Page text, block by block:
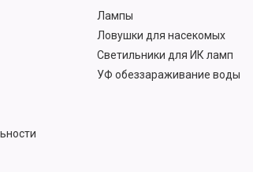
Лампы
Ловушки для насекомых
Светильники для ИК ламп
УФ обеззараживание воды